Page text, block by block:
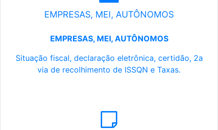
EMPRESAS, MEI, AUTÔNOMOS
EMPRESAS, MEI, AUTÔNOMOS
Situação fiscal, declaração eletrônica, certidão, 2a
via de recolhimento de ISSQN e Taxas.